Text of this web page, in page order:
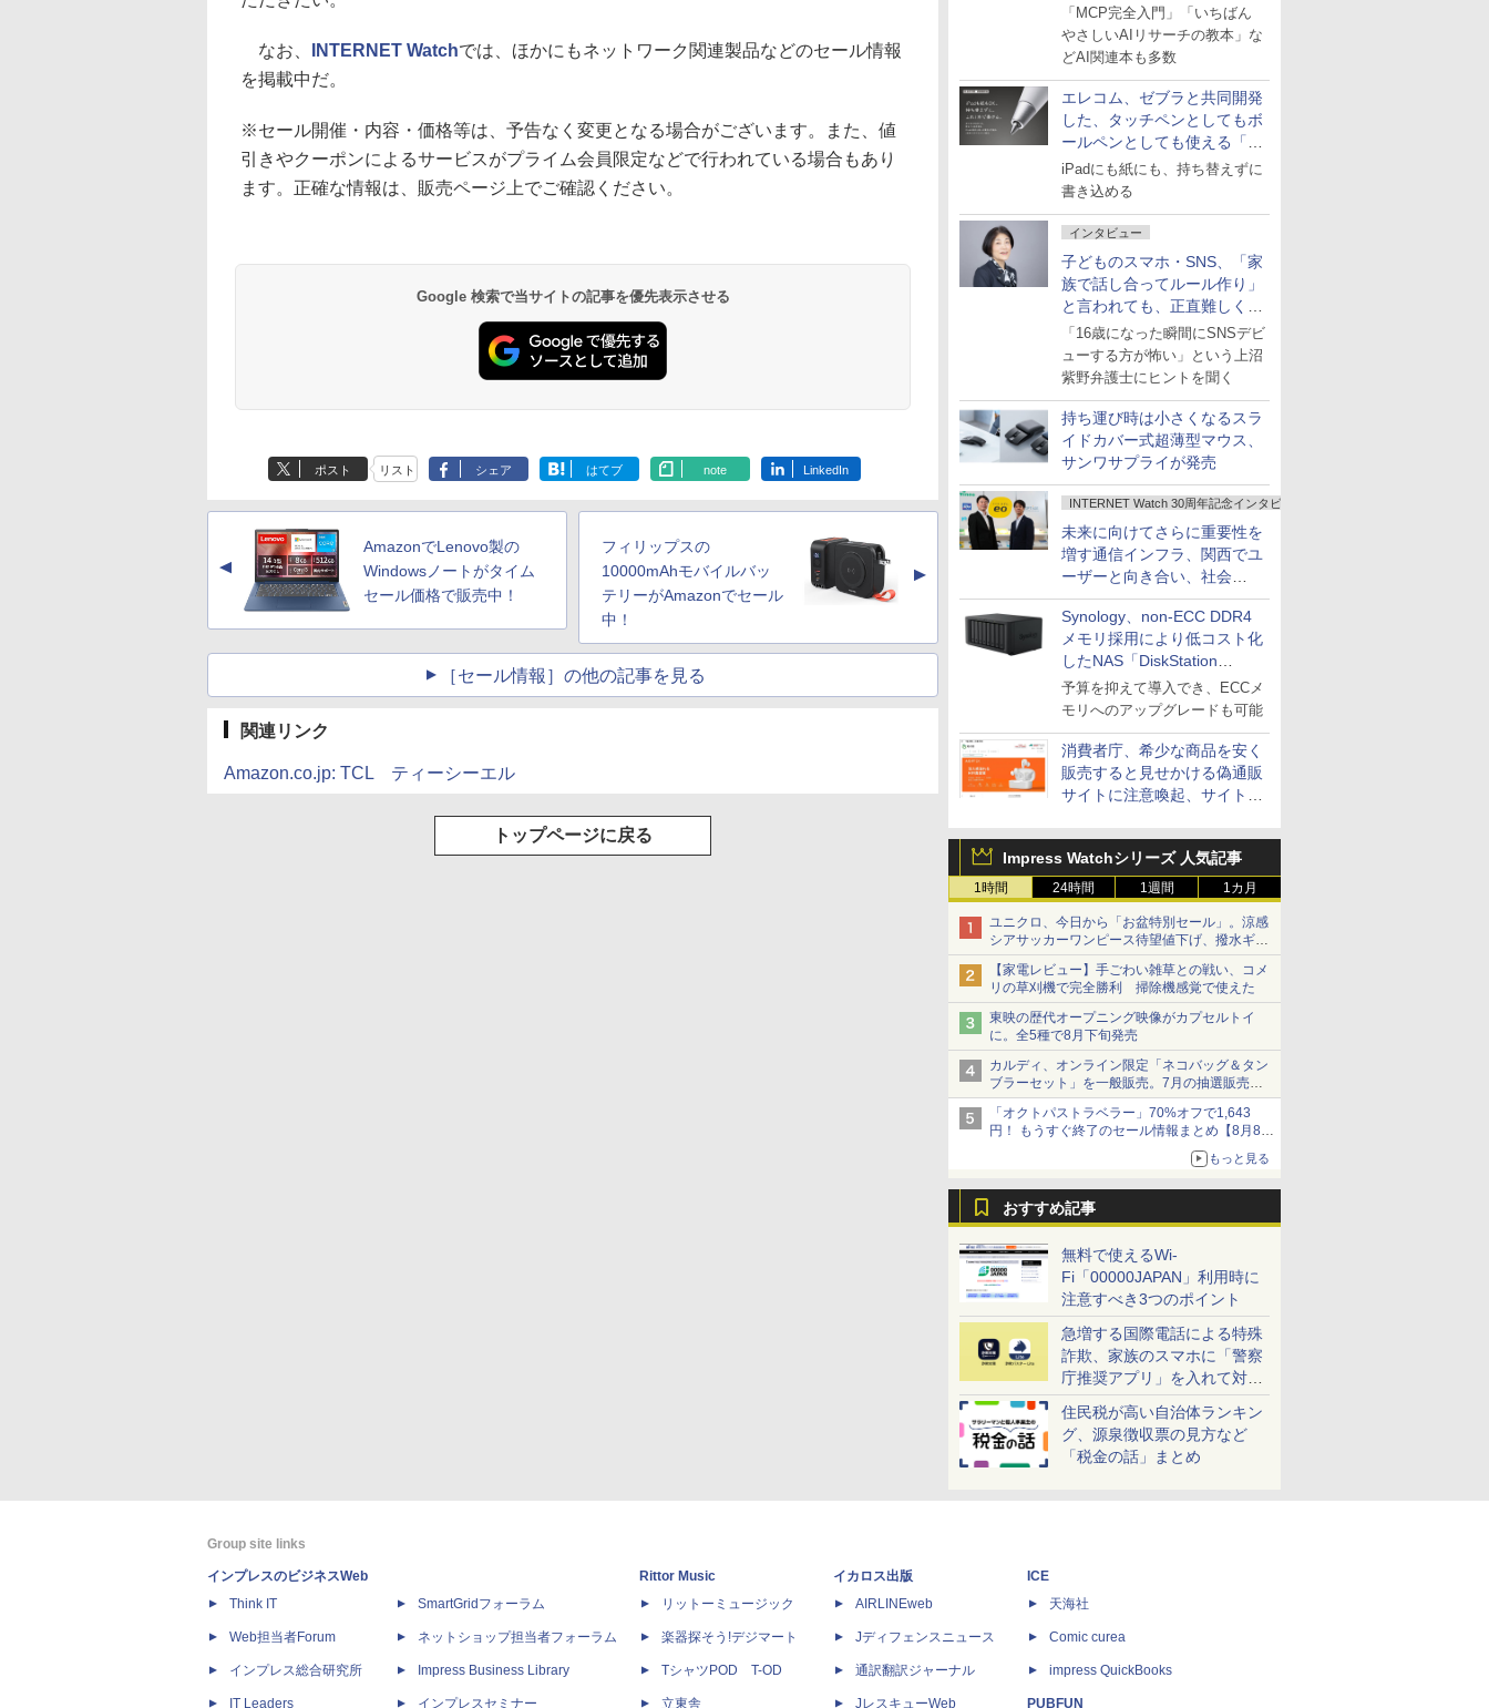
「MCP完全入門」「いちばん
やさしいAIリサーチの教本」な
どAI関連本も多数
エレコム、ゼブラと共同開発
した、タッチペンとしてもボ
ールペンとしても使える「ス
タイラスツーウェイ」発売
iPadにも紙にも、持ち替えずに
書き込める
インタビュー
子どものスマホ・SNS、「家
族で話し合ってルール作り」
と言われても、正直難しくな
いですか？
「16歳になった瞬間にSNSデビ
ューする方が怖い」という上沼
紫野弁護士にヒントを聞く
持ち運び時は小さくなるスラ
イドカバー式超薄型マウス、
サンワサプライが発売
INTERNET Watch 30周年記念インタビュー
未来に向けてさらに重要性を
増す通信インフラ、関西でユ
ーザーと向き合い、社会
の“あたらしい”を起動し続け
る～オプテージ
Synology、non-ECC DDR4
メモリ採用により低コスト化
したNAS「DiskStation
neo+」シリーズ
予算を抑えて導入でき、ECCメ
モリへのアップグレードも可能
消費者庁、希少な商品を安く
販売すると見せかける偽通販
サイトに注意喚起、サイト名
Impress Watchシリーズ 人気記事
1時間 24時間 1週間 1カ月
ユニクロ、今日から「お盆特別セール」。涼感
シアサッカーワンピース待望値下げ、撥水ギア
ショーツは1990円に
【家電レビュー】手ごわい雑草との戦い、コメ
リの草刈機で完全勝利 掃除機感覚で使えた
東映の歴代オープニング映像がカプセルトイ
に。全5種で8月下旬発売
カルディ、オンライン限定「ネコバッグ＆タン
ブラーセット」を一般販売。7月の抽選販売の
当選無効分
「オクトパストラベラー」70%オフで1,643
円！ もうすぐ終了のセール情報まとめ【8月8日
ニンテンドーeショップでは「大神 絶景版」が
もっと見る
おすすめ記事
無料で使えるWi-
Fi「00000JAPAN」利用時に
注意すべき3つのポイント
急増する国際電話による特殊
詐欺、家族のスマホに「警察
庁推奨アプリ」を入れて対策
しよう！
住民税が高い自治体ランキン
グ、源泉徴収票の見方など
「税金の話」まとめ
なお、 INTERNET Watchでは、ほかにもネットワーク関連製品などのセール情報
を掲載中だ。
※セール開催・内容・価格等は、予告なく変更となる場合がございます。また、値
引きやクーポンによるサービスがプライム会員限定などで行われている場合もあり
ます。正確な情報は、販売ページ上でご確認ください。
Google 検索で当サイトの記事を優先表示させる
ポスト リスト シェア はてブ note LinkedIn
▲
AmazonでLenovo製の
Windowsノートがタイム
セール価格で販売中！
フィリップスの
10000mAhモバイルバッ
テリーがAmazonでセール
中！
▲
［セール情報］の他の記事を見る
関連リンク
Amazon.co.jp: TCL ティーシーエル
トップページに戻る
Group site links
インプレスのビジネスWeb
Think IT
Web担当者Forum
インプレス総合研究所
IT Leaders
SmartGridフォーラム
ネットショップ担当者フォーラム
Impress Business Library
インプレスセミナー
Rittor Music
リットーミュージック
楽器探そう!デジマート
TシャツPOD T-OD
立東舎
イカロス出版
AIRLINEweb
Jディフェンスニュース
通訳翻訳ジャーナル
JレスキューWeb
ICE
天海社
Comic curea
impress QuickBooks
PUBFUN